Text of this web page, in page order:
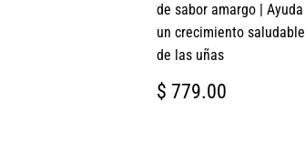
de sabor amargo |
un crecimiento saludable
de las uñas
PRECIO
HABITUAL
$ 779.00